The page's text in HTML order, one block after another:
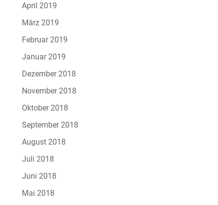
April 2019
März 2019
Februar 2019
Januar 2019
Dezember 2018
November 2018
Oktober 2018
September 2018
August 2018
Juli 2018
Juni 2018
Mai 2018